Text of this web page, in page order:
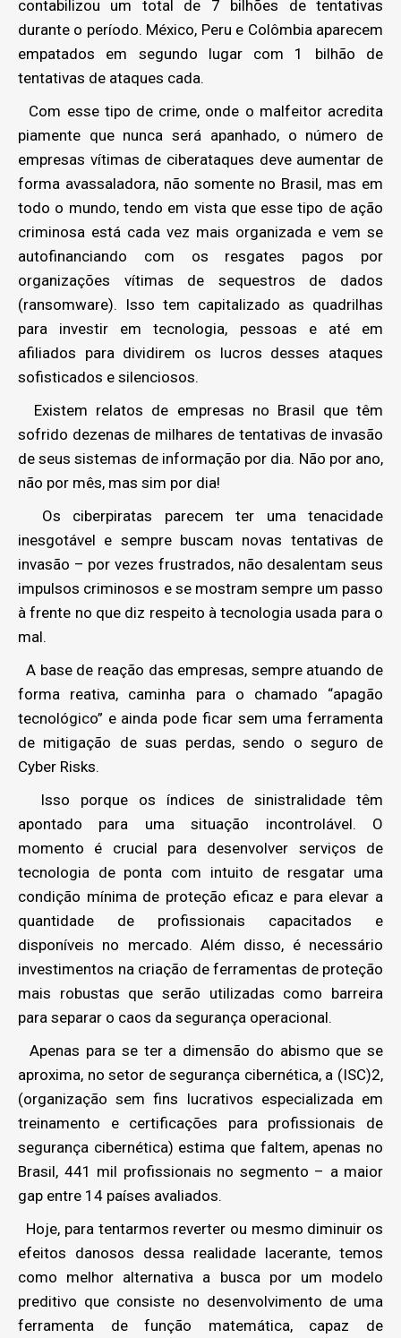
contabilizou um total de 7 bilhões de tentativas
durante o período. México, Peru e Colômbia aparecem
empatados em segundo lugar com 1 bilhão de
tentativas de ataques cada.
Com esse tipo de crime, onde o malfeitor acredita
piamente que nunca será apanhado, o número de
empresas vítimas de ciberataques deve aumentar de
forma avassaladora, não somente no Brasil, mas em
todo o mundo, tendo em vista que esse tipo de ação
criminosa está cada vez mais organizada e vem se
autofinanciando com os resgates pagos por
organizações vítimas de sequestros de dados
(ransomware). Isso tem capitalizado as quadrilhas
para investir em tecnologia, pessoas e até em
afiliados para dividirem os lucros desses ataques
sofisticados e silenciosos.
Existem relatos de empresas no Brasil que têm
sofrido dezenas de milhares de tentativas de invasão
de seus sistemas de informação por dia. Não por ano,
não por mês, mas sim por dia!
Os ciberpiratas parecem ter uma tenacidade
inesgotável e sempre buscam novas tentativas de
invasão – por vezes frustrados, não desalentam seus
impulsos criminosos e se mostram sempre um passo
à frente no que diz respeito à tecnologia usada para o
mal.
A base de reação das empresas, sempre atuando de
forma reativa, caminha para o chamado “apagão
tecnológico” e ainda pode ficar sem uma ferramenta
de mitigação de suas perdas, sendo o seguro de
Cyber Risks.
Isso porque os índices de sinistralidade têm
apontado para uma situação incontrolável. O
momento é crucial para desenvolver serviços de
tecnologia de ponta com intuito de resgatar uma
condição mínima de proteção eficaz e para elevar a
quantidade de profissionais capacitados e
disponíveis no mercado. Além disso, é necessário
investimentos na criação de ferramentas de proteção
mais robustas que serão utilizadas como barreira
para separar o caos da segurança operacional.
Apenas para se ter a dimensão do abismo que se
aproxima, no setor de segurança cibernética, a (ISC)2,
(organização sem fins lucrativos especializada em
treinamento e certificações para profissionais de
segurança cibernética) estima que faltem, apenas no
Brasil, 441 mil profissionais no segmento – a maior
gap entre 14 países avaliados.
Hoje, para tentarmos reverter ou mesmo diminuir os
efeitos danosos dessa realidade lacerante, temos
como melhor alternativa a busca por um modelo
preditivo que consiste no desenvolvimento de uma
ferramenta de função matemática, capaz de